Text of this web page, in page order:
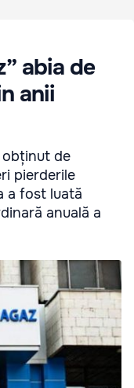
abia de
anii
obținut de
pierderile
a fost luată
anuală a